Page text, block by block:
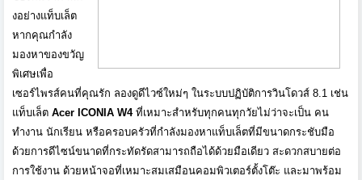
งอย่างแท็บเล็ต
หากคุณกำลัง
มองหาของขวัญ
พิเศษเพื่อ
เซอร์ไพรส์คนที่คุณรัก ลองดูดีไวซ์ใหม่ๆ ในระบบปฏิบัติการวินโดวส์ 8.1 เช่น
แท็บเล็ต Acer ICONIA W4 ที่เหมาะสำหรับทุกคนทุกวัยไม่ว่าจะเป็น คน
ทำงาน นักเรียน หรือครอบครัวที่กำลังมองหาแท็บเล็ตที่มีขนาดกระชับมือ
ด้วยการดีไซน์ขนาดที่กระทัดรัดสามารถถือได้ด้วยมือเดียว สะดวกสบายต่อ
การใช้งาน ด้วยหน้าจอที่เหมาะสมเสมือนคอมพิวเตอร์ตั้งโต๊ะ และมาพร้อม